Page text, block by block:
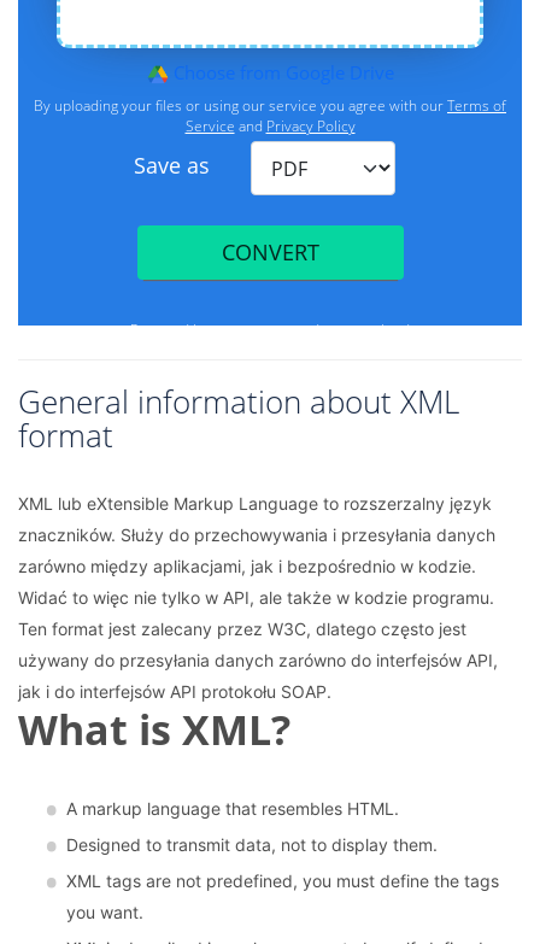
General information about XML
format
XML lub eXtensible Markup Language to rozszerzalny język
znaczników. Służy do przechowywania i przesyłania danych
zarówno między aplikacjami, jak i bezpośrednio w kodzie.
Widać to więc nie tylko w API, ale także w kodzie programu.
Ten format jest zalecany przez W3C, dlatego często jest
używany do przesyłania danych zarówno do interfejsów API,
jak i do interfejsów API protokołu SOAP.
What is XML?
A markup language that resembles HTML.
Designed to transmit data, not to display them.
XML ​​tags are not predefined, you must define the tags
you want.